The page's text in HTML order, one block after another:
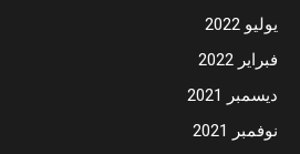
يوليو 2022
فبراير 2022
ديسمبر 2021
نوفمبر 2021